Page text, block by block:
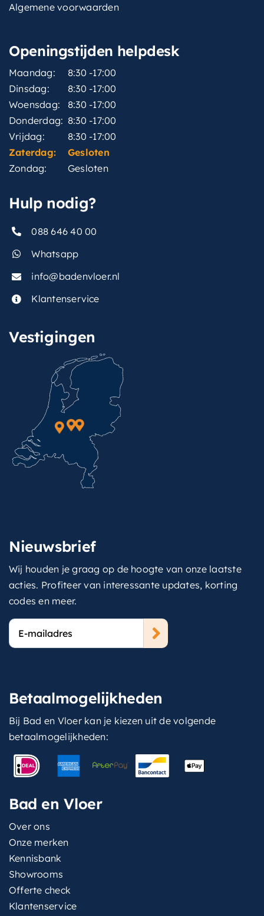
Algemene voorwaarden
Openingstijden helpdesk
Maandag:
8:30 -17:00
Dinsdag:
8:30 -17:00
Woensdag:
8:30 -17:00
Donderdag: 8:30 -17:00
Vrijdag:
8:30 -17:00
Zaterdag:
Gesloten
Zondag:
Gesloten
Hulp nodig?
088 646 40 00
Whatsapp
info@badenvloer.nl
Klantenservice
Vestigingen
Nieuwsbrief
Wij houden je graag op de hoogte van onze laatste
acties. Profiteer van interessante updates, korting
codes en meer.
E-
mailadres
Betaalmogelijkheden
Bij Bad en Vloer kan je kiezen uit de volgende
betaalmogelijkheden:
Bad en Vloer
Over ons
Onze merken
Kennisbank
Showrooms
Offerte check
Klantenservice